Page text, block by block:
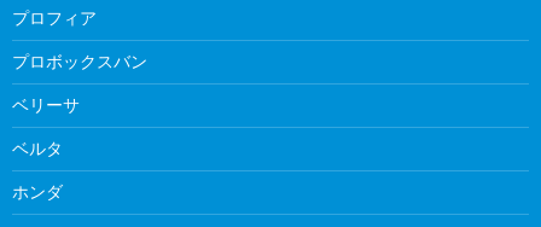
プロフィア
プロボックスバン
ベリーサ
ベルタ
ホンダ